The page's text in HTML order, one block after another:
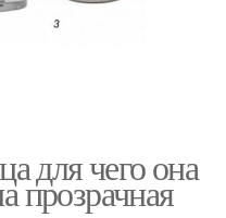
для чего она
прозрачная